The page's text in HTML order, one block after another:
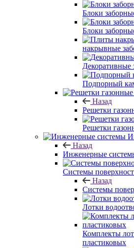
Блоки
Блоки
накрывные
Декоративные
Подпорный
Назад
Решетки
Решетки
Назад
Инженерные
Системы
Назад
Системы
Лотки
Комплекты
пластиковых